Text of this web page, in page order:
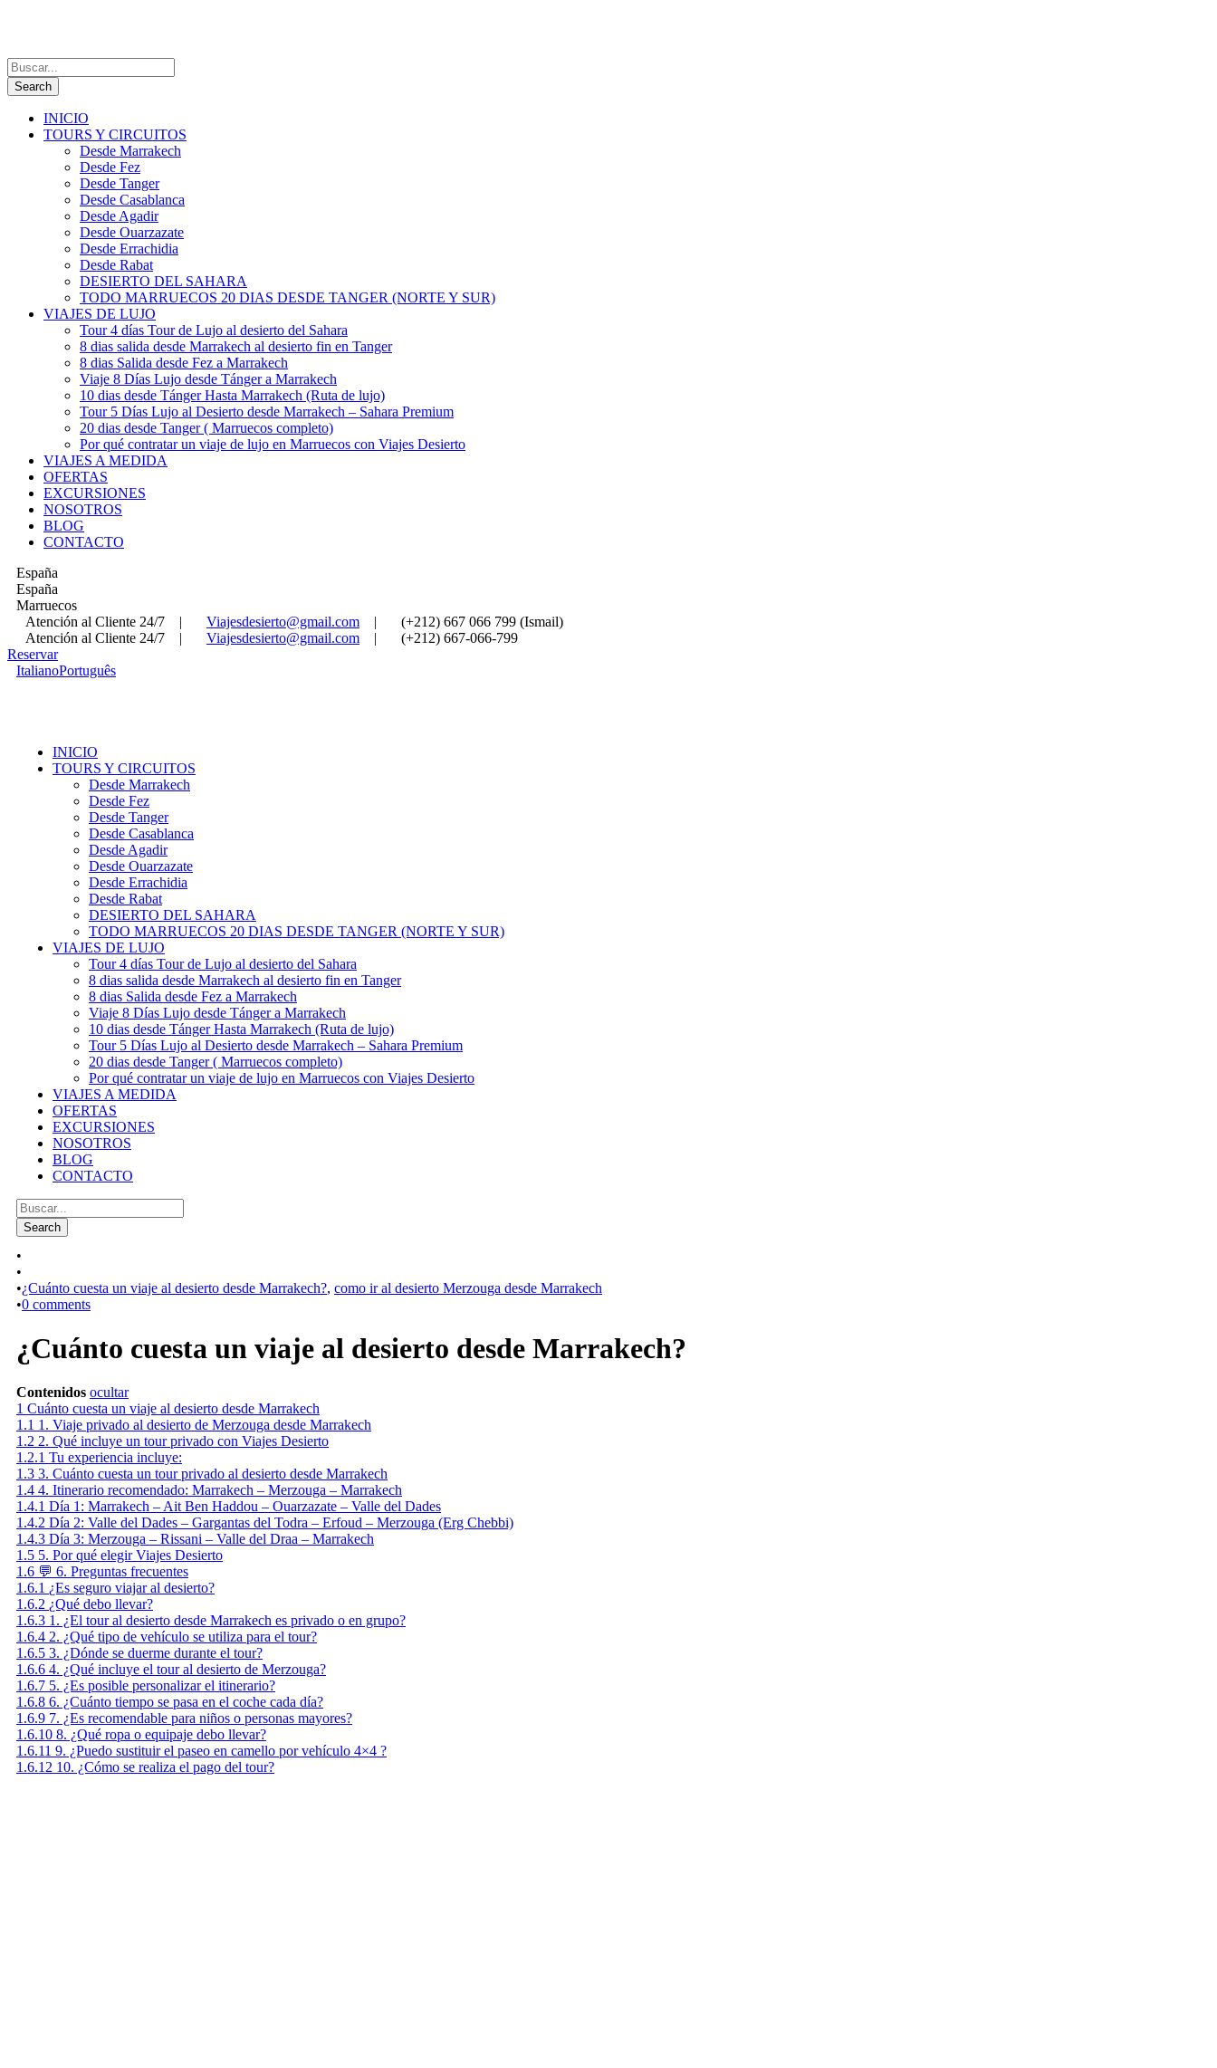
INICIO
TOURS Y CIRCUITOS
Desde Marrakech
Desde Fez
Desde Tanger
Desde Casablanca
Desde Agadir
Desde Ouarzazate
Desde Errachidia
Desde Rabat
DESIERTO DEL SAHARA
TODO MARRUECOS 20 DIAS DESDE TANGER (NORTE Y SUR)
VIAJES DE LUJO
Tour 4 días Tour de Lujo al desierto del Sahara
8 dias salida desde Marrakech al desierto fin en Tanger
8 dias Salida desde Fez a Marrakech
Viaje 8 Días Lujo desde Tánger a Marrakech
10 dias desde Tánger Hasta Marrakech (Ruta de lujo)
Tour 5 Días Lujo al Desierto desde Marrakech – Sahara Premium
20 dias desde Tanger ( Marruecos completo)
Por qué contratar un viaje de lujo en Marruecos con Viajes Desierto
VIAJES A MEDIDA
OFERTAS
EXCURSIONES
NOSOTROS
BLOG
CONTACTO
España
España
Marruecos
Atención al Cliente 24/7
| Viajesdesierto@gmail.com |
(+212) 667 066 799 (Ismail)
Atención al Cliente 24/7
| Viajesdesierto@gmail.com |
(+212) 667-066-799
Reservar
ItalianoPortuguês
INICIO
TOURS Y CIRCUITOS
Desde Marrakech
Desde Fez
Desde Tanger
Desde Casablanca
Desde Agadir
Desde Ouarzazate
Desde Errachidia
Desde Rabat
DESIERTO DEL SAHARA
TODO MARRUECOS 20 DIAS DESDE TANGER (NORTE Y SUR)
VIAJES DE LUJO
Tour 4 días Tour de Lujo al desierto del Sahara
8 dias salida desde Marrakech al desierto fin en Tanger
8 dias Salida desde Fez a Marrakech
Viaje 8 Días Lujo desde Tánger a Marrakech
10 dias desde Tánger Hasta Marrakech (Ruta de lujo)
Tour 5 Días Lujo al Desierto desde Marrakech – Sahara Premium
20 dias desde Tanger ( Marruecos completo)
Por qué contratar un viaje de lujo en Marruecos con Viajes Desierto
VIAJES A MEDIDA
OFERTAS
EXCURSIONES
NOSOTROS
BLOG
CONTACTO
•
•
•¿Cuánto cuesta un viaje al desierto desde Marrakech?, como ir al desierto Merzouga desde Marrakech
•0 comments
¿Cuánto cuesta un viaje al desierto desde Marrakech?
Contenidos ocultar
1 Cuánto cuesta un viaje al desierto desde Marrakech
1.1 1. Viaje privado al desierto de Merzouga desde Marrakech
1.2 2. Qué incluye un tour privado con Viajes Desierto
1.2.1 Tu experiencia incluye:
1.3 3. Cuánto cuesta un tour privado al desierto desde Marrakech
1.4 4. Itinerario recomendado: Marrakech – Merzouga – Marrakech
1.4.1 Día 1: Marrakech – Ait Ben Haddou – Ouarzazate – Valle del Dades
1.4.2 Día 2: Valle del Dades – Gargantas del Todra – Erfoud – Merzouga (Erg Chebbi)
1.4.3 Día 3: Merzouga – Rissani – Valle del Draa – Marrakech
1.5 5. Por qué elegir Viajes Desierto
1.6 💬 6. Preguntas frecuentes
1.6.1 ¿Es seguro viajar al desierto?
1.6.2 ¿Qué debo llevar?
1.6.3 1. ¿El tour al desierto desde Marrakech es privado o en grupo?
1.6.4 2. ¿Qué tipo de vehículo se utiliza para el tour?
1.6.5 3. ¿Dónde se duerme durante el tour?
1.6.6 4. ¿Qué incluye el tour al desierto de Merzouga?
1.6.7 5. ¿Es posible personalizar el itinerario?
1.6.8 6. ¿Cuánto tiempo se pasa en el coche cada día?
1.6.9 7. ¿Es recomendable para niños o personas mayores?
1.6.10 8. ¿Qué ropa o equipaje debo llevar?
1.6.11 9. ¿Puedo sustituir el paseo en camello por vehículo 4×4 ?
1.6.12 10. ¿Cómo se realiza el pago del tour?